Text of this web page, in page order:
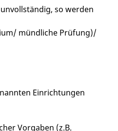
so werden
mündliche Prüfung)/
Einrichtungen
Vorgaben (z.B.